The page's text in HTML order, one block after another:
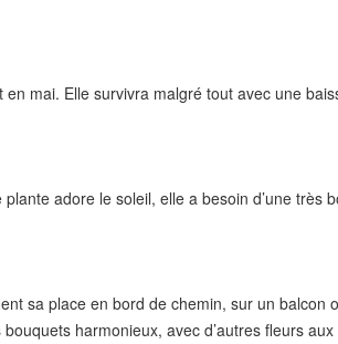
mai. Elle survivra malgré tout avec une
adore le soleil, elle a besoin d’une très
sa place en bord de chemin, sur un balcon
harmonieux, avec d’autres fleurs